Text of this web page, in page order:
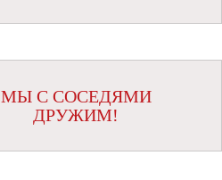
МЫ С СОСЕДЯМИ
ДРУЖИМ!